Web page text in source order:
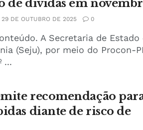
de dívidas em
29 DE OUTUBRO DE 2025 0
A Secretaria de Estado
(Seju), por meio do Procon-
...
recomendação
diante de risco de